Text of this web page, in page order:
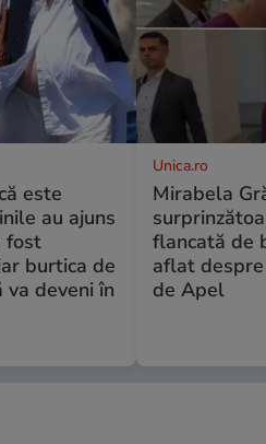
este
au ajuns
fost
burtica de
deveni în
Unica.ro
Mirabela
flancată de
aflat
de Apel